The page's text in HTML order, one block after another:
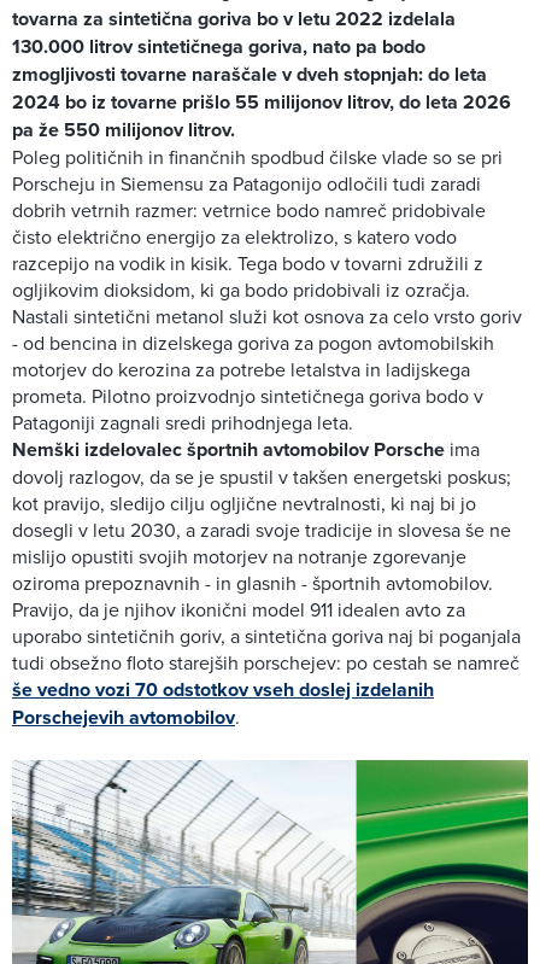
tovarna za sintetična goriva bo v letu 2022 izdelala
130.000 litrov sintetičnega goriva, nato pa bodo
zmogljivosti tovarne naraščale v dveh stopnjah: do leta
2024 bo iz tovarne prišlo 55 milijonov litrov, do leta 2026
pa že 550 milijonov litrov.
Poleg političnih in finančnih spodbud čilske vlade so se pri
Porscheju in Siemensu za Patagonijo odločili tudi zaradi
dobrih vetrnih razmer: vetrnice bodo namreč pridobivale
čisto električno energijo za elektrolizo, s katero vodo
razcepijo na vodik in kisik. Tega bodo v tovarni združili z
ogljikovim dioksidom, ki ga bodo pridobivali iz ozračja.
Nastali sintetični metanol služi kot osnova za celo vrsto goriv
- od bencina in dizelskega goriva za pogon avtomobilskih
motorjev do kerozina za potrebe letalstva in ladijskega
prometa. Pilotno proizvodnjo sintetičnega goriva bodo v
Patagoniji zagnali sredi prihodnjega leta.
Nemški izdelovalec športnih avtomobilov Porsche ima
dovolj razlogov, da se je spustil v takšen energetski poskus;
kot pravijo, sledijo cilju ogljične nevtralnosti, ki naj bi jo
dosegli v letu 2030, a zaradi svoje tradicije in slovesa še ne
mislijo opustiti svojih motorjev na notranje zgorevanje
oziroma prepoznavnih - in glasnih - športnih avtomobilov.
Pravijo, da je njihov ikonični model 911 idealen avto za
uporabo sintetičnih goriv, a sintetična goriva naj bi poganjala
tudi obsežno floto starejših porschejev: po cestah se namreč
še vedno vozi 70 odstotkov vseh doslej izdelanih
Porschejevih avtomobilov.